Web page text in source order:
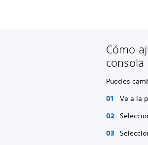
Cómo
consola
Puedes
Ve a la